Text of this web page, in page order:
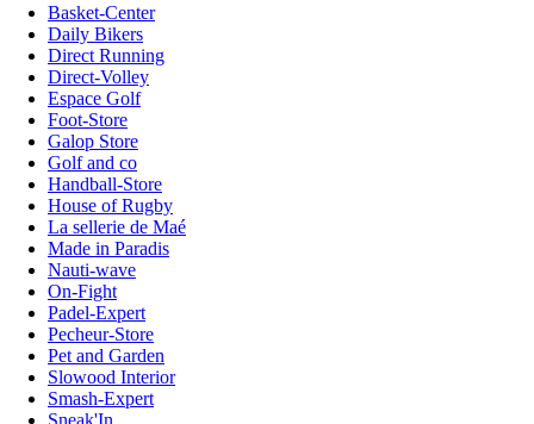
Basket-Center
Daily Bikers
Direct Running
Direct-Volley
Espace Golf
Foot-Store
Galop Store
Golf and co
Handball-Store
House of Rugby
La sellerie de Maé
Made in Paradis
Nauti-wave
On-Fight
Padel-Expert
Pecheur-Store
Pet and Garden
Slowood Interior
Smash-Expert
Sneak'In